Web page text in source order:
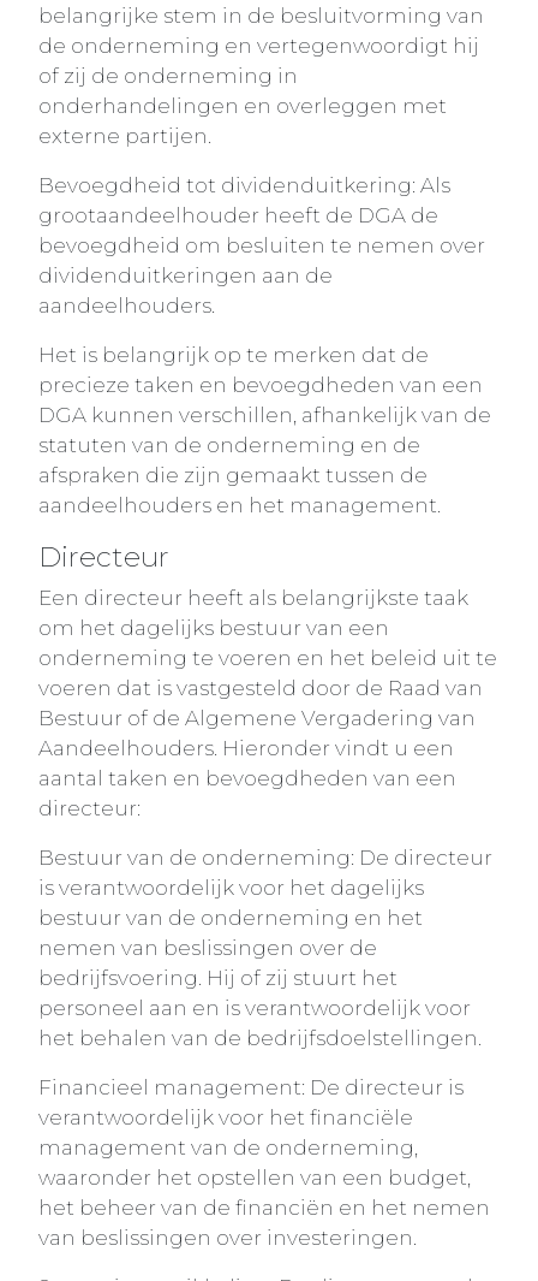
belangrijke stem in de besluitvorming van
de onderneming en vertegenwoordigt hij
of zij de onderneming in
onderhandelingen en overleggen met
externe partijen.
Bevoegdheid tot dividenduitkering: Als
grootaandeelhouder heeft de DGA de
bevoegdheid om besluiten te nemen over
dividenduitkeringen aan de
aandeelhouders.
Het is belangrijk op te merken dat de
precieze taken en bevoegdheden van een
DGA kunnen verschillen, afhankelijk van de
statuten van de onderneming en de
afspraken die zijn gemaakt tussen de
aandeelhouders en het management.
Directeur
Een directeur heeft als belangrijkste taak
om het dagelijks bestuur van een
onderneming te voeren en het beleid uit te
voeren dat is vastgesteld door de Raad van
Bestuur of de Algemene Vergadering van
Aandeelhouders. Hieronder vindt u een
aantal taken en bevoegdheden van een
directeur:
Bestuur van de onderneming: De directeur
is verantwoordelijk voor het dagelijks
bestuur van de onderneming en het
nemen van beslissingen over de
bedrijfsvoering. Hij of zij stuurt het
personeel aan en is verantwoordelijk voor
het behalen van de bedrijfsdoelstellingen.
Financieel management: De directeur is
verantwoordelijk voor het financiële
management van de onderneming,
waaronder het opstellen van een budget,
het beheer van de financiën en het nemen
van beslissingen over investeringen.